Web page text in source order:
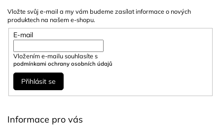
Vložte svůj e-mail a my vám budeme zasílat informace o nových
produktech na našem e-shopu.
E-mail
Vložením e-mailu souhlasíte s
podmínkami ochrany osobních údajů
Přihlásit se
Informace pro vás